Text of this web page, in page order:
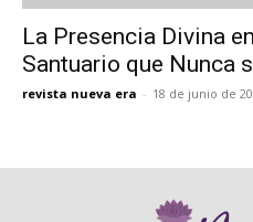
La Presencia Divina
Santuario que Nunca
revista nueva era - 18 de junio de